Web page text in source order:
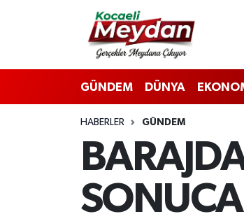
GÜNDEM DÜNYA
HABERLER GÜNDEM
Nöbetçi Eczaneler
Hava Durumu
Trafik Durumu
Süper Lig Puan Durumu ve Fikstür
Tüm Manşetler